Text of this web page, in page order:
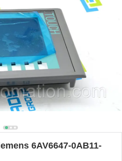
6AV6647-0AB11-